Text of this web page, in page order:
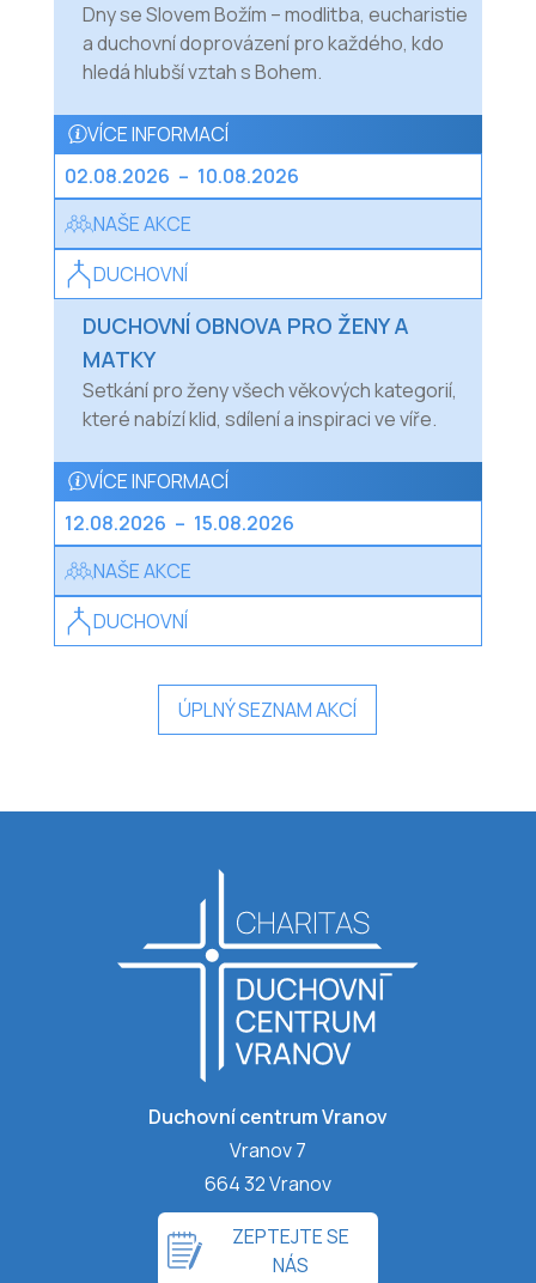
Dny se Slovem Božím – modlitba, eucharistie
a duchovní doprovázení pro každého, kdo
hledá hlubší vztah s Bohem.
VÍCE INFORMACÍ
02.08.2026 – 10.08.2026
NAŠE AKCE
DUCHOVNÍ
DUCHOVNÍ OBNOVA PRO ŽENY A
MATKY
Setkání pro ženy všech věkových kategorií,
které nabízí klid, sdílení a inspiraci ve víře.
VÍCE INFORMACÍ
12.08.2026 – 15.08.2026
NAŠE AKCE
DUCHOVNÍ
ÚPLNÝ SEZNAM AKCÍ
Duchovní centrum Vranov
Vranov 7
664 32 Vranov
ZEPTEJTE SE
NÁS